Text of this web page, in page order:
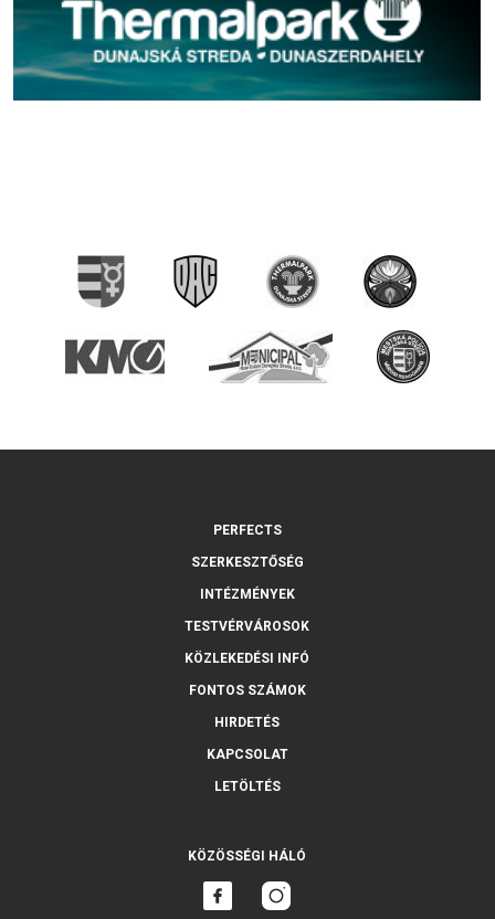
PERFECTS
SZERKESZTŐSÉG
INTÉZMÉNYEK
TESTVÉRVÁROSOK
KÖZLEKEDÉSI INFÓ
FONTOS SZÁMOK
HIRDETÉS
KAPCSOLAT
LETÖLTÉS
KÖZÖSSÉGI HÁLÓ